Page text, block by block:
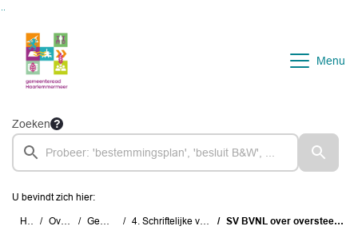
Menu
Zoeken
U bevindt zich hier:
Home Overzichten Gemeenteraad 4. Schriftelijke vragen en antwoorden SV BVNL over oversteekplaats Johan Enschedelaan